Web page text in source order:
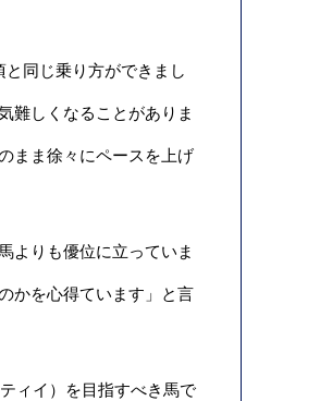
同じ乗り方ができまし
難しくなることがありま
まま徐々にペースを上げ
よりも優位に立っていま
かを心得ています」と言
ィイ）を目指すべき馬で